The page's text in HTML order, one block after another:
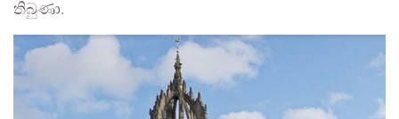
තිබුණා.